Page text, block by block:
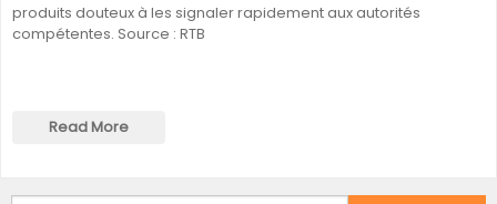
produits douteux à les signaler rapidement aux autorités
compétentes. Source : RTB
Read More